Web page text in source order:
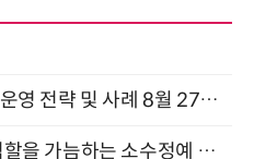
성과를 만드는 AI 에이전트 운영 전략 및 사례 8월 27일 개최
글로벌 트렌드를 읽고, 내 역할을 가늠하는 소수정예 실습 워크숍 (8/28)